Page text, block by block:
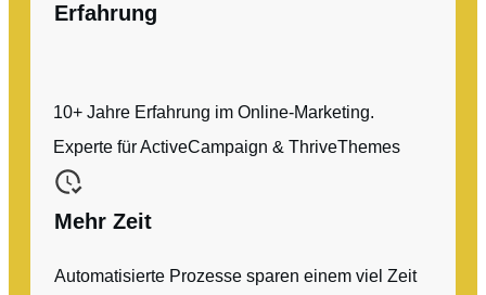
Erfahrung
10+ Jahre Erfahrung im Online-Marketing.
Experte für ActiveCampaign & ThriveThemes
Mehr Zeit
Automatisierte Prozesse sparen einem viel Zeit